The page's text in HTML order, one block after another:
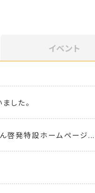
イベント
した。
啓発特設ホームページ...